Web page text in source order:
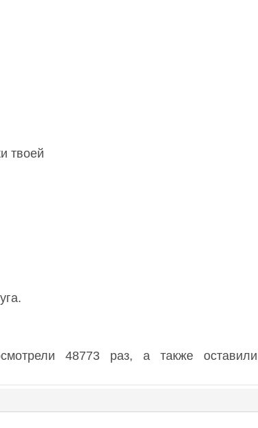
твоей
48773 раз, а также